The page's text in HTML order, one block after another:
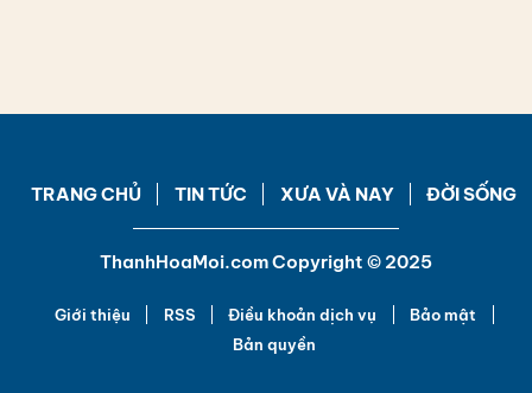
TRANG CHỦ TIN TỨC XƯA VÀ NAY ĐỜI SỐNG
ThanhHoaMoi.com Copyright © 2025
Giới thiệu RSS Điều khoản dịch vụ
Bảo mật
Bản quyền